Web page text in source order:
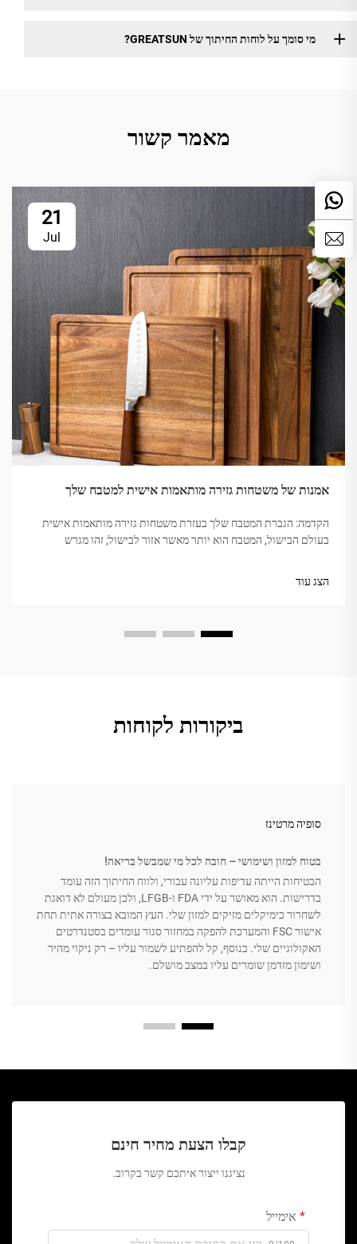
מי סומך על לוחות החיתוך של GREATSUN?
מאמר קשור
21
Jul
אמנות של משטחות גזירה מותאמות אישית למטבח שלך
הקדמה: הגברת המטבח שלך בעזרת משטחות גזירה מותאמות אישית
בעולם הבישול, המטבח הוא יותר מאשר אזור לבישול; זהו מגרש
הצג עוד
ביקורות לקוחות
סופיה מרטינז
בטוח למזון ושימושי – חובה לכל מי שמבשל בריאה!
הבטיחות הייתה עדיפות עליונה עבורי, ולווח החיתוך הזה עומד
בדרישות. הוא מאושר על ידי FDA ו-LFGB, ולכן מעולם לא דואגת
לשחרור כימיקלים מזיקים למזון שלי. העץ המובא בצורה אתית תחת
אישור FSC והמערכת להפקה במחזור סגור עומדים בסטנדרטים
האקולוגיים שלי. בנוסף, קל להפתיע לשמור עליו – רק ניקוי מהיר
ושימון מזדמן שומרים עליו במצב מושלם.
קבלו הצעת מחיר חינם
נציגנו ייצור איתכם קשר בקרוב.
אימייל